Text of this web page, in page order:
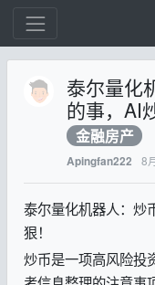
泰尔量化
的事，AI
金融房产
Apingfan222 8
泰尔量化机器人：炒
狠！
炒币是一项高风险投